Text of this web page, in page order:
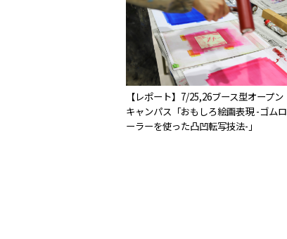
【レポート】7/25,26ブース型オープン
キャンパス「おもしろ絵画表現 -ゴムロ
ーラーを使った凸凹転写技法-」